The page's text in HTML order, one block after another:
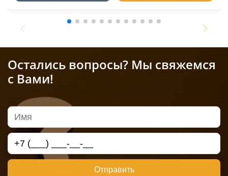
Остались вопросы? Мы свяжемся
с Вами!
Отправить